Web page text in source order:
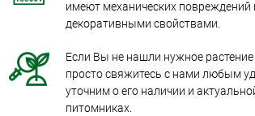
имеют механических
декоративными свойствами.
Если Вы не нашли нужное
просто свяжитесь с нами любым
уточним о его наличии и
питомниках.